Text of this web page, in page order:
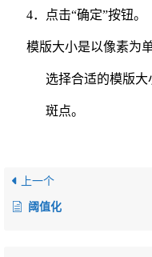
4．点击“确定”按钮。
模版大小是以像素为
选择合适的模版
斑点。
上一个
阈值化